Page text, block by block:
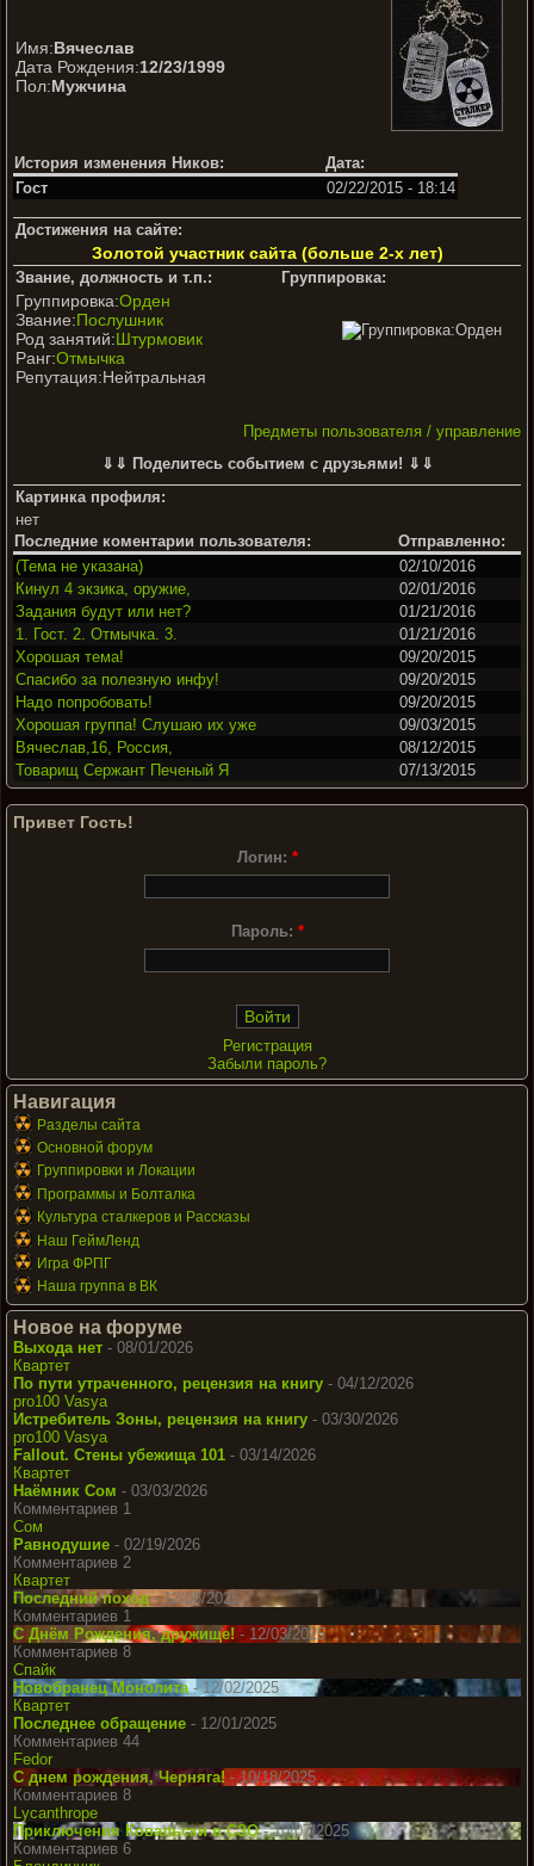
Имя:Вячеслав
Дата Рождения:12/23/1999
Пол:Мужчина
История изменения Ников:
Дата:
Гост
02/22/2015 - 18:14
Достижения на сайте:
Золотой участник сайта (больше 2-х лет)
Звание, должность и т.п.: Группировка:
Группировка:Орден
Звание:Послушник
Род занятий:Штурмовик
Ранг:Отмычка
Репутация:Нейтральная
Предметы пользователя / управление
⇓⇓ Поделитесь событием с друзьями! ⇓⇓
Картинка профиля:
нет
Последние коментарии пользователя:
Отправленно:
(Тема не указана)
02/10/2016
Кинул 4 экзика, оружие,
02/01/2016
Задания будут или нет?
01/21/2016
1. Гост. 2. Отмычка. 3.
01/21/2016
Хорошая тема!
09/20/2015
Спасибо за полезную инфу!
09/20/2015
Надо попробовать!
09/20/2015
Хорошая группа! Слушаю их уже
09/03/2015
Вячеслав,16, Россия,
08/12/2015
Товарищ Сержант Печеный Я
07/13/2015
Привет Гость!
Логин: *
Пароль: *
Регистрация
Забыли пароль?
Навигация
Разделы сайта
Основной форум
Группировки и Локации
Программы и Болталка
Культура сталкеров и Рассказы
Наш ГеймЛенд
Игра ФРПГ
Наша группа в ВК
Новое на форуме
Выхода нет - 08/01/2026
Квартет
По пути утраченного, рецензия на книгу - 04/12/2026
pro100 Vasya
Истребитель Зоны, рецензия на книгу - 03/30/2026
pro100 Vasya
Fallout. Стены убежища 101 - 03/14/2026
Квартет
Наёмник Сом - 03/03/2026
Комментариев 1
Сом
Равнодушие - 02/19/2026
Комментариев 2
Квартет
Последний поход- 12/08/2025
Комментариев 1
С Днём Рождения, дружище! - 12/03/2025
Комментариев 8
Спайк
Новобранец Монолита - 12/02/2025
Квартет
Последнее обращение - 12/01/2025
Комментариев 44
Fedor
С днем рождения, Черняга!- 10/18/2025
Комментариев 8
Lycanthrope
Приключения Ковальски в СЗО- 10/07/2025
Комментариев 6